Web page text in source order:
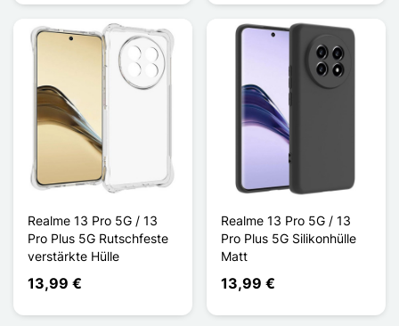
Realme 13 Pro 5G / 13
Pro Plus 5G Rutschfeste
verstärkte Hülle
13,99 €
Realme 13 Pro 5G / 13
Pro Plus 5G Silikonhülle
Matt
13,99 €